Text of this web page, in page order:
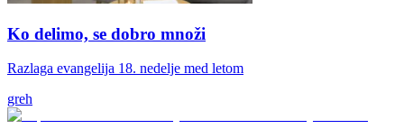
Ko delimo, se dobro množi
Razlaga evangelija 18. nedelje med letom
greh